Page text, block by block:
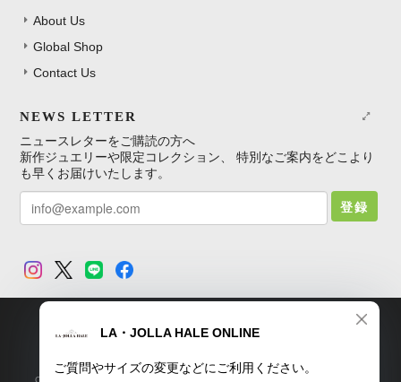
About Us
Global Shop
Contact Us
NEWS LETTER
ニュースレターをご購読の方へ
新作ジュエリーや限定コレクション、 特別なご案内をどこより
も早くお届けいたします。
登録
TOP プライバシーポリシー 特定商取引法に基づく表記
Copyright © LA・JOLLA HALE ONLINE SHOP. All Rights Reserved.